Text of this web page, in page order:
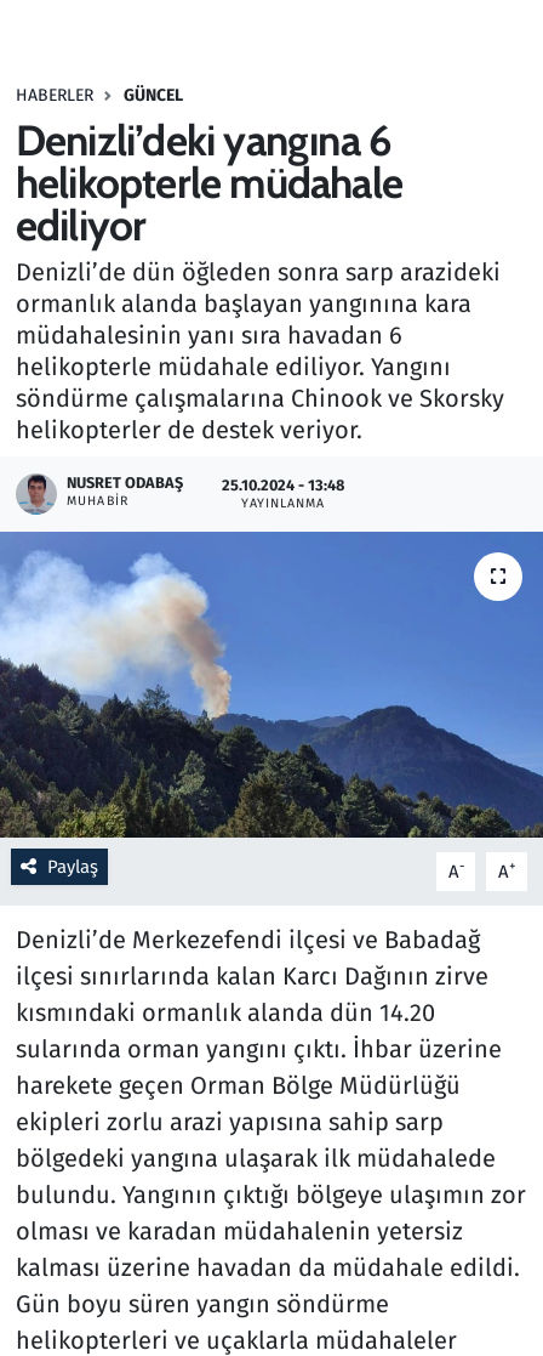
HABERLER GÜNCEL
Denizli’deki yangına 6
helikopterle müdahale
ediliyor
Denizli’de dün öğleden sonra sarp arazideki
ormanlık alanda başlayan yangınına kara
müdahalesinin yanı sıra havadan 6
helikopterle müdahale ediliyor. Yangını
söndürme çalışmalarına Chinook ve Skorsky
helikopterler de destek veriyor.
NUSRET ODABAŞ
MUHABIR
25.10.2024 - 13:48
YAYINLANMA
Paylaş A- A+
Denizli’de Merkezefendi ilçesi ve Babadağ
ilçesi sınırlarında kalan Karcı Dağının zirve
kısmındaki ormanlık alanda dün 14.20
sularında orman yangını çıktı. İhbar üzerine
harekete geçen Orman Bölge Müdürlüğü
ekipleri zorlu arazi yapısına sahip sarp
bölgedeki yangına ulaşarak ilk müdahalede
bulundu. Yangının çıktığı bölgeye ulaşımın zor
olması ve karadan müdahalenin yetersiz
kalması üzerine havadan da müdahale edildi.
Gün boyu süren yangın söndürme
helikopterleri ve uçaklarla müdahaleler
Haber
Kültür Sanat
Kurumsal Haberler
Lezzet Durağı
Memur ve Kamu
Otomobil
Oyun
Ramazan
Resmi İlanlar
Rüya Tabirleri
Sağlık
Savunma Sanayi
Seçim 2023
Teknoloji ve Bilim
Televizyon